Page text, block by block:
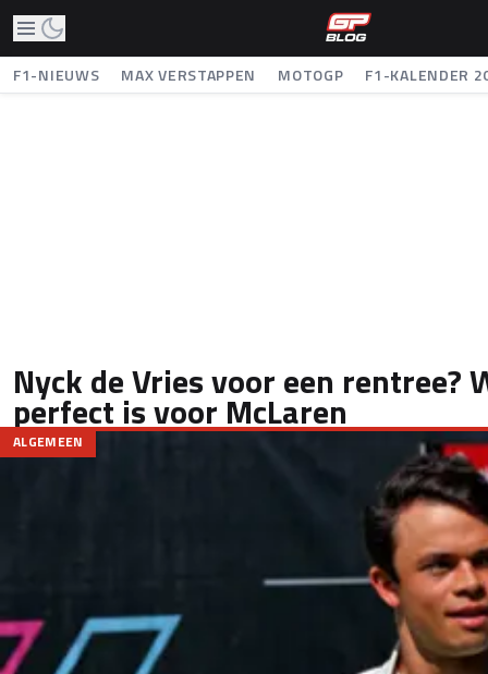
F1-NIEUWS MAX VERSTAPPEN MOTOGP F1-KALENDER
Nyck de Vries voor een rentree?
perfect is voor McLaren
ALGEMEEN